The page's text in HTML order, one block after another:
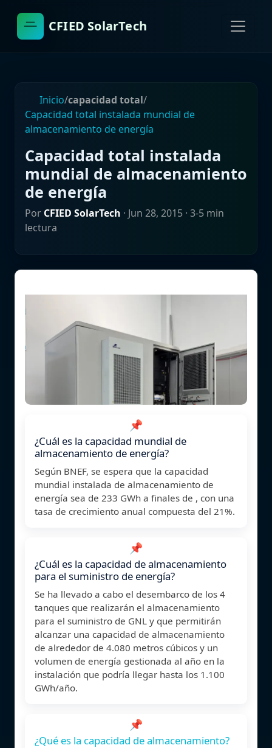
CFIED SolarTech
Inicio/capacidad total/
Capacidad total instalada mundial de
almacenamiento de energía
Capacidad total instalada
mundial de almacenamiento
de energía
Por CFIED SolarTech · Jun 28, 2015 · 3-5 min
lectura
📌
¿Cuál es la capacidad mundial de
almacenamiento de energía?
Según BNEF, se espera que la capacidad
mundial instalada de almacenamiento de
energía sea de 233 GWh a finales de , con una
tasa de crecimiento anual compuesta del 21%.
📌
¿Cuál es la capacidad de almacenamiento
para el suministro de energía?
Se ha llevado a cabo el desembarco de los 4
tanques que realizarán el almacenamiento
para el suministro de GNL y que permitirán
alcanzar una capacidad de almacenamiento
de alrededor de 4.080 metros cúbicos y un
volumen de energía gestionada al año en la
instalación que podría llegar hasta los 1.100
GWh/año.
📌
¿Qué es la capacidad de almacenamiento?